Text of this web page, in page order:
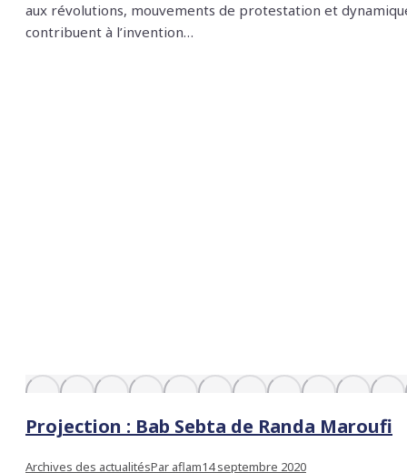
aux révolutions, mouvements de protestation et
contribuent à l’invention…
Projection : Bab Sebta de Randa Maroufi
Archives des actualitésPar aflam14 septembre 2020